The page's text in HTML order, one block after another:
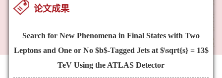
论文成果
Search for New Phenomena in Final States with Two
Leptons and One or No $b$-Tagged Jets at $\sqrt{s} = 13$
TeV Using the ATLAS Detector